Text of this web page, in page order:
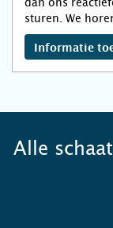
sturen. We
Informatie
Alle